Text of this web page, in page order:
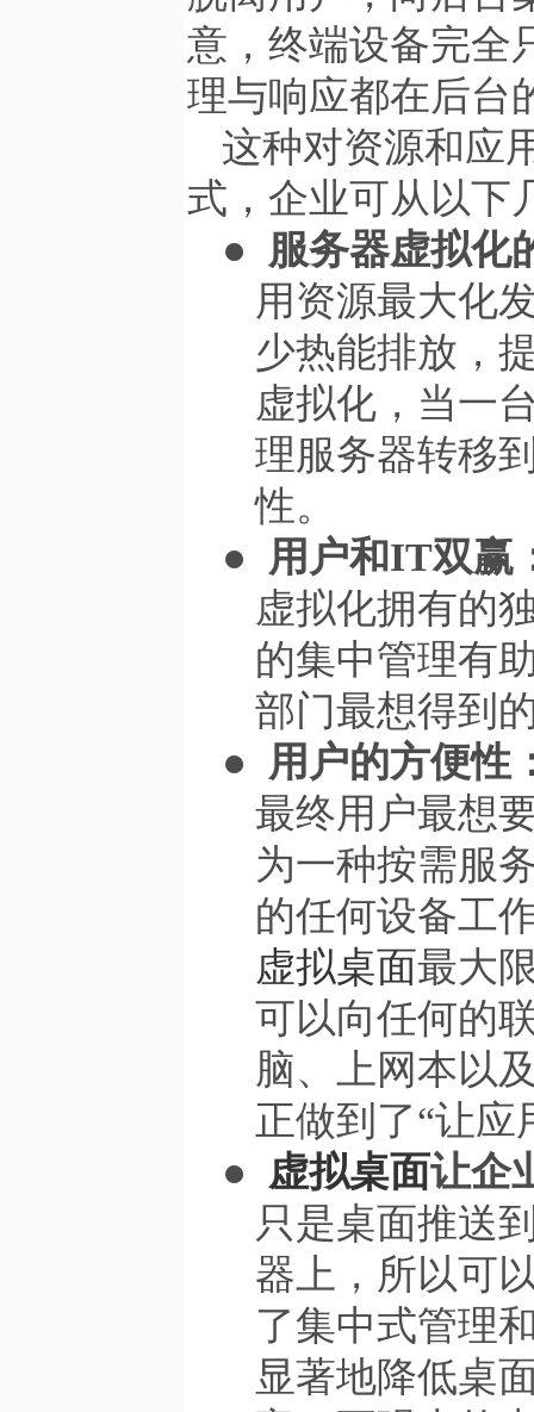
意，终端设备完全
理与响应都在后台
这种对资源和应
式，企业可从以下
●
服务器虚拟化
用资源最大化
少热能排放，
虚拟化，当一
理服务器转移
性。
● 用户和IT双赢
虚拟化拥有的
的集中管理有
部门最想得到
●
用户的方便性
最终用户最想
为一种按需服
的任何设备工
虚拟桌面最大
可以向任何的
脑、上网本以
正做到了“让应
● 虚拟桌面让企
只是桌面推送
器上，所以可
了集中式管理
显著地降低桌